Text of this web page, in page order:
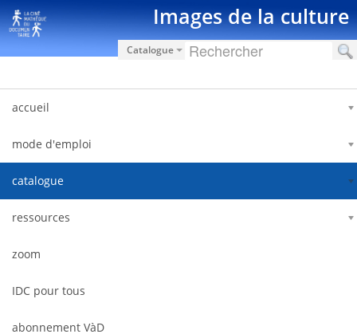
Pular para o conteúdo Images de la culture
Catalogue
accueil
mode d'emploi
catalogue
ressources
zoom
IDC pour tous
abonnement VàD